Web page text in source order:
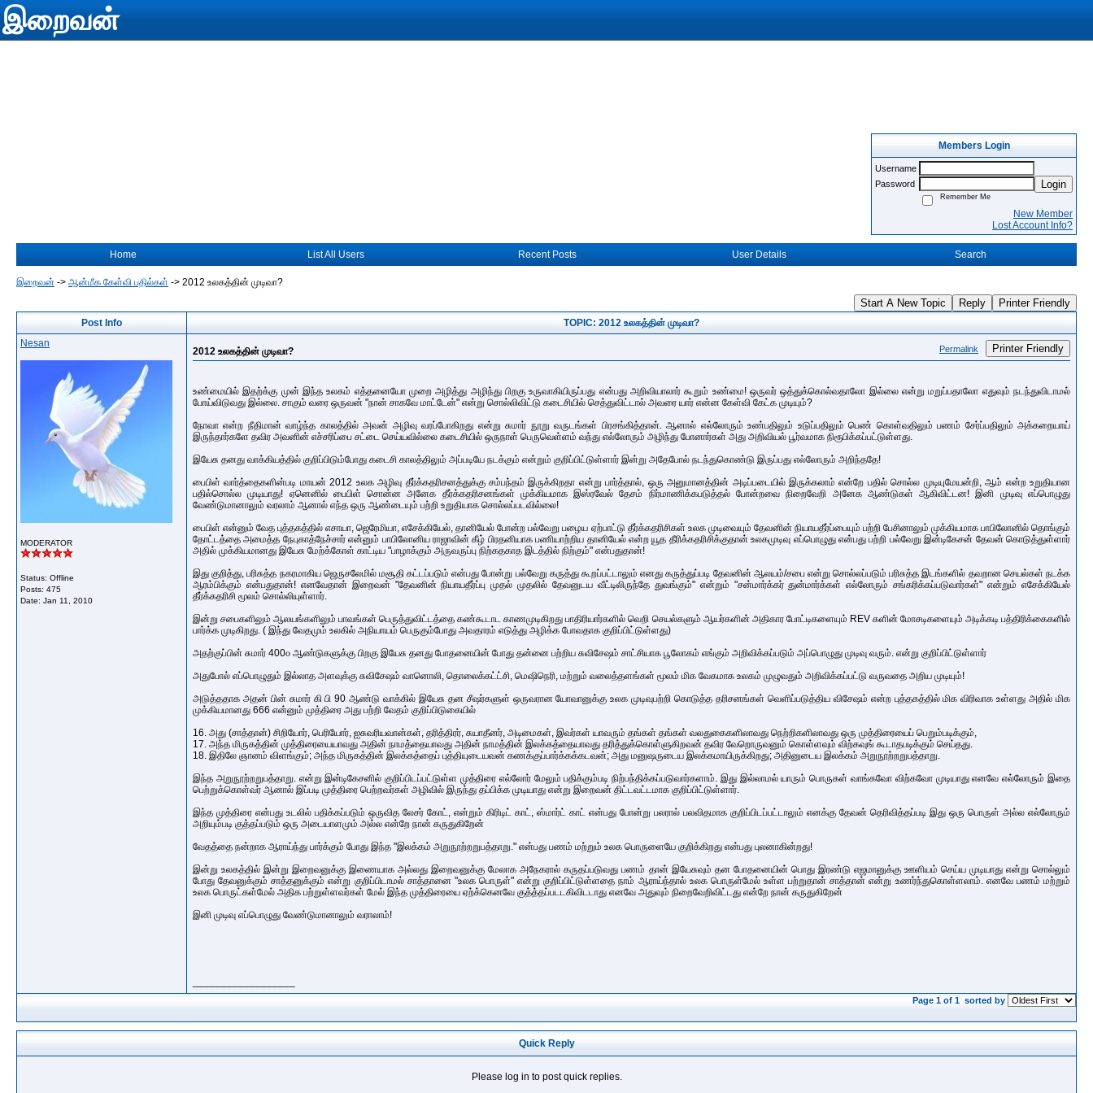
இறைவன்
Members Login
Username
Password
Login
Remember Me
New Member
Lost Account Info?
Home List All Users Recent Posts User Details Search
இறைவன் -> ஆன்மீக கேள்வி பதில்கள் -> 2012 உலகத்தின் முடிவா?
Start A New Topic Reply Printer Friendly
Post Info
TOPIC: 2012 உலகத்தின் முடிவா?
Nesan
MODERATOR
Status: Offline
Posts: 475
Date: Jan 11, 2010
2012 உலகத்தின் முடிவா? Permalink Printer Friendly
உண்மையில் இதற்க்கு முன் இந்த உலகம் எத்தனையோ முறை அழித்து அழிந்து பிறகு உருவாகியிருப்பது என்பது அறிவியாலார் கூறும் உண்மை! ஒருவர் ஒத்துக்கொல்வதாலோ இல்லை என்று மறுப்பதாலோ எதுவும் நடந்துவிடாமல்
போய்விடுவது இல்லை. சாகும் வரை ஒருவன் "நான் சாகவே மாட்டேன்" என்று சொல்லிவிட்டு கடைசியில் செத்துவிட்டால் அவரை யார் என்ன கேள்வி கேட்க முடியும்?
நோவா என்ற நீதிமான் வாழ்ந்த காலத்தில் அவன் அழிவு வரப்போகிறது என்று சுமார் நூறு வருடங்கள் பிரசங்கித்தான். ஆனால் எல்லோரும் உண்பதிலும் உடுப்பதிலும் பெண் கொள்வதிலும் பணம் சேர்ப்பதிலும் அக்கறையாய்
இருந்தார்களே தவிர அவனின் எச்சரிப்பை சட்டை செய்யவில்லை கடைசியில் ஒருநாள் பெருவெள்ளம் வந்து எல்லோரும் அழிந்து போனார்கள் அது அறிவியல் பூர்வமாக நிரூபிக்கப்பட்டுள்ளது.
இயேசு தனது வாக்கியத்தில் குறிப்பிடும்போது கடைசி காலத்திலும் அப்படியே நடக்கும் என்றும் குறிப்பிட்டுள்ளார் இன்று அதேபோல் நடந்துகொண்டு இருப்பது எல்லோரும் அறிந்ததே!
பைபிள் வார்த்தைகளின்படி மாயன் 2012 உலக அழிவு தீர்க்கதரிசனத்துக்கு சம்பந்தம் இருக்கிறதா என்று பார்த்தால், ஒரு அனுமானத்தின் அடிப்படையில் இருக்கலாம் என்றே பதில் சொல்ல முடியுமேயன்றி, ஆம் என்ற உறுதியான
பதில்சொல்ல முடியாது! ஏனெனில் பைபிள் சொன்ன அனேக தீர்க்கதரிசனங்கள் முக்கியமாக இஸ்ரவேல் தேசம் நிர்மாணிக்கபடுத்தல் போன்றவை நிறைவேறி அனேக ஆண்டுகள் ஆகிவிட்டன! இனி முடிவு எப்பொழுது
வேண்டுமானாலும் வரலாம் ஆனால் எந்த ஒரு ஆண்டையும் பற்றி உறுதியாக சொல்லப்படவில்லை!
பைபிள் என்னும் வேத புத்தகத்தில் எசாயா, ஜெரேமியா, எசேக்கியேல், தானியேல் போன்ற பல்வேறு பழைய ஏற்பாட்டு தீர்க்கதரிசிகள் உலக முடிவையும் தேவனின் நியாயதீர்ப்பையும் பற்றி பேசினாலும் முக்கியமாக பாபிலோனில் தொங்கும்
தோட்டத்தை அமைத்த நேபுகாத்நேச்சார் என்னும் பாபிலோனிய ராஜாவின் கீழ் பிரதனியாக பணியாற்றிய தானியேல் என்ற யூத தீரிக்கதரிசிக்குதான் உலகமுடிவு எப்பொழுது என்பது பற்றி பல்வேறு இன்டிகேசன் தேவன் கொடுத்துள்ளார்
அதில் முக்கியமானது இயேசு மேற்க்கோள் காட்டிய "பாழாக்கும் அருவருப்பு நிற்கதகாத இடத்தில் நிற்கும்" என்பதுதான்!
இது குறித்து, பரிசுத்த நகரமாகிய ஜெருசலேமில் மசூதி கட்டப்படும் என்பது போன்று பல்வேறு கருத்து கூறப்பட்டாலும் எனது கருத்துப்படி தேவனின் ஆலயம்/சபை என்று சொல்லப்படும் பரிசுத்த இடங்களில் தவறான செயல்கள் நடக்க
ஆரம்பிக்கும் என்பதுதான்! எனவேதான் இறைவன் "தேவனின் நியாயதீர்ப்பு முதல் முதலில் தேவனுடய வீட்டிலிருந்தே துவங்கும்" என்றும் "சன்மார்க்கர் துன்மார்க்கள் எல்லோரும் சங்கரிக்கப்படுவார்கள்" என்றும் எசேக்கியேல்
தீர்க்கதரிசி மூலம் சொல்லியுள்ளார்.
இன்று சபைகளிலும் ஆலயங்களிலும் பாவங்கள் பெருத்துவிட்டத்தை கண்கூடாட காணமுடிகிறது பாதிரியார்களில் வெறி செயல்களும் ஆயர்களின் அதிகார போட்டிகளையும் REV களின் மோசடிகளையும் அடிக்கடி பத்திரிக்கைகளில்
பார்க்க முடிகிறது. ( இந்து வேதமும் உலகில் அநியாயம் பெருகும்போது அவதாரம் எடுத்து அழிக்க போவதாக குறிப்பிட்டுள்ளது)
அதற்குப்பின் சுமார் 400௦ ஆண்டுகளுக்கு பிறகு இயேசு தனது போதனையின் போது தன்னை பற்றிய சுவிசேஷம் சாட்சியாக பூலோகம் எங்கும் அறிவிக்கப்படும் அப்பொழுது முடிவு வரும். என்று குறிப்பிட்டுள்ளார்
அதுபோல் எப்பொழுதும் இல்லாத அளவுக்கு சுவிசேஷம் வானொலி, தொலைக்கட்ட்சி, மெஷிநெரி, மற்றும் வலைத்தளங்கள் மூலம் மிக வேகமாக உலகம் முழுவதும் அறிவிக்கப்பட்டு வருவதை அறிய முடியும்!
அடுத்ததாக அதன் பின் சுமார் கி பி 90 ஆண்டு வாக்கில் இயேசு தன சீஷர்களுள் ஒருவரான யோவானுக்கு உலக முடிவுபற்றி கொடுத்த தரிசனங்கள் வெளிப்படுத்திய விசேஷம் என்ற புத்தகத்தில் மிக விரிவாக உள்ளது அதில் மிக
முக்கியமானது 666 என்னும் முத்திரை அது பற்றி வேதம் குறிப்பிடுகையில்
16. அது (சாத்தான்) சிறியோர், பெரியோர், ஐசுவரியவான்கள், தரித்திரர், சுயாதீனர், அடிமைகள், இவர்கள் யாவரும் தங்கள் தங்கள் வலதுகைகளிலாவது நெற்றிகளிலாவது ஒரு முத்திரையைப் பெறும்படிக்கும்,
17. அந்த மிருகத்தின் முத்திரையையாவது அதின் நாமத்தையாவது அதின் நாமத்தின் இலக்கத்தையாவது தரித்துக்கொள்ளுகிறவன் தவிர வேறொருவனும் கொள்ளவும் விற்கவுங் கூடாதபடிக்கும் செய்தது.
18. இதிலே ஞானம் விளங்கும்; அந்த மிருகத்தின் இலக்கத்தைப் புத்தியுடையவன் கணக்குப்பார்க்கக்கடவன்; அது மனுஷருடைய இலக்கமாயிருக்கிறது; அதினுடைய இலக்கம் அறுநூற்றறுபத்தாறு.
இந்த அறுநூற்றறுபத்தாறு. என்று இன்டிகேசனில் குறிப்பிடப்பட்டுள்ள முத்திரை எல்லோர் மேலும் பதிக்கும்படி நிற்பந்திக்கப்படுவார்களாம். இது இல்லாமல் யாரும் பொருகள் வாங்கவோ விற்கவோ முடியாது எனவே எல்லோரும் இதை
பெற்றுக்கொள்வர் ஆனால் இப்படி முத்திரை பெற்றவர்கள் அழிவில் இருந்து தப்பிக்க முடியாது என்று இறைவன் திட்டவட்டமாக குறிப்பிட்டுள்ளார்.
இந்த முத்திரை என்பது உடலில் பதிக்கப்படும் ஒருவித லேசர் கோட், என்றும் கிரிடிட் காட், ஸ்மார்ட் காட் என்பது போன்று பலரால் பலவிதமாக குறிப்பிடப்பட்டாலும் எனக்கு தேவன் தெரிவித்தப்படி இது ஒரு பொருள் அல்ல எல்லோரும்
அறியும்படி குத்தப்படும் ஒரு அடையாளமும் அல்ல என்றே நான் கருதுகிறேன்
வேதத்தை நன்றாக ஆராய்ந்து பார்க்கும் போது இந்த "இலக்கம் அறுநூற்றறுபத்தாறு." என்பது பணம் மற்றும் உலக பொருளையே குறிக்கிறது என்பது புலனாகின்றது!
இன்று உலகத்தில் இன்று இறைவனுக்கு இணையாக அல்லது இறைவனுக்கு மேலாக அநேகரால் கருதப்படுவது பணம் தான் இயேசுவும் தன போதனையின் பொது இரண்டு எஜமானுக்கு ஊளியம் செய்ய முடியாது என்று சொல்லும்
போது தேவனுக்கும் சாத்தனுக்கும் என்று குறிப்பிடாமல் சாத்தானை "உலக பொருள்" என்று குறிப்பிட்டுள்ளதை நாம் ஆராய்ந்தால் உலக பொருள்மேல் உள்ள பற்றுதான் சாத்தான் என்று உணர்ந்துகொள்ளலாம். எனவே பணம் மற்றும்
உலக பொருட்கள்மேல் அதிக பற்றுள்ளவர்கள் மேல் இந்த முத்திரையை ஏற்க்கெனவே குத்த்தப்படடகிவிடடாது எனவே அதுவும் நிறைவேறிவிட்டது என்றே நான் கருதுகிறேன்
இனி முடிவு எப்பொழுது வேண்டுமானாலும் வராலாம்!
Page 1 of 1 sorted by
Quick Reply
Please log in to post quick replies.